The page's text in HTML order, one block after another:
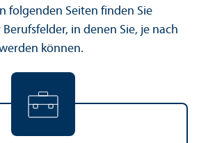
folgenden Seiten finden Sie
in denen Sie, je nach
können.